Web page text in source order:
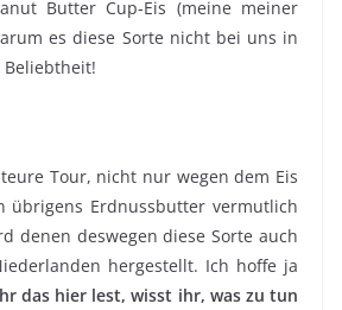
Butter Cup-Eis (meine meiner
es diese Sorte nicht bei uns in
Tour, nicht nur wegen dem Eis
übrigens Erdnussbutter vermutlich
denen deswegen diese Sorte auch
hergestellt. Ich hoffe ja
das hier lest, wisst ihr, was zu tun